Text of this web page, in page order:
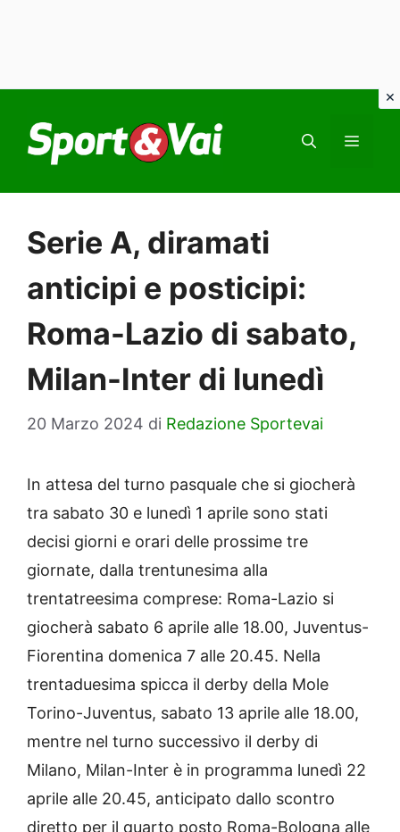
contenuto
Serie A, diramati
anticipi e posticipi:
Roma-Lazio di sabato,
Milan-Inter di lunedì
20 Marzo 2024 di Redazione Sportevai
In attesa del turno pasquale che si giocherà
tra sabato 30 e lunedì 1 aprile sono stati
decisi giorni e orari delle prossime tre
giornate, dalla trentunesima alla
trentatreesima comprese: Roma-Lazio si
giocherà sabato 6 aprile alle 18.00, Juventus-
Fiorentina domenica 7 alle 20.45. Nella
trentaduesima spicca il derby della Mole
Torino-Juventus, sabato 13 aprile alle 18.00,
mentre nel turno successivo il derby di
Milano, Milan-Inter è in programma lunedì 22
aprile alle 20.45, anticipato dallo scontro
diretto per il quarto posto Roma-Bologna alle